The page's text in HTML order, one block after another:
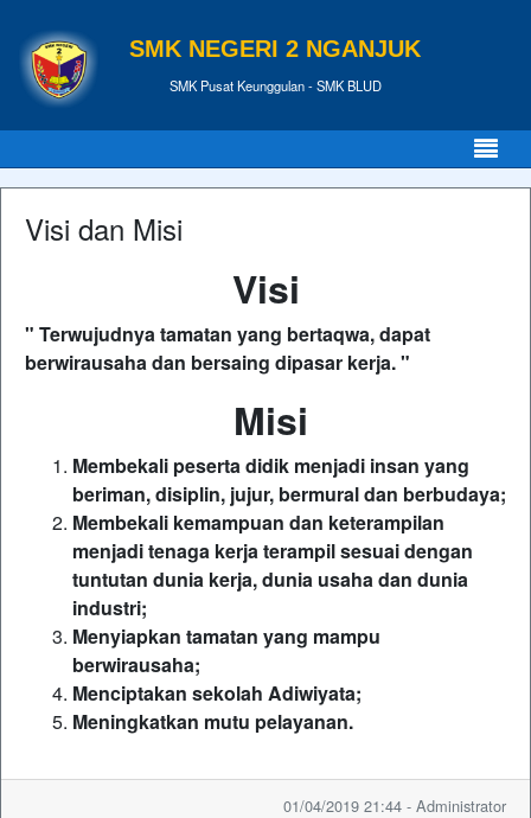
SMK NEGERI 2 NGANJUK
SMK Pusat Keunggulan - SMK BLUD
Visi dan Misi
Visi
" Terwujudnya tamatan yang bertaqwa, dapat
berwirausaha dan bersaing dipasar kerja. "
Misi
Membekali peserta didik menjadi insan yang
beriman, disiplin, jujur, bermural dan berbudaya;
Membekali kemampuan dan keterampilan
menjadi tenaga kerja terampil sesuai dengan
tuntutan dunia kerja, dunia usaha dan dunia
industri;
Menyiapkan tamatan yang mampu
berwirausaha;
Menciptakan sekolah Adiwiyata;
Meningkatkan mutu pelayanan.
01/04/2019 21:44 - Administrator